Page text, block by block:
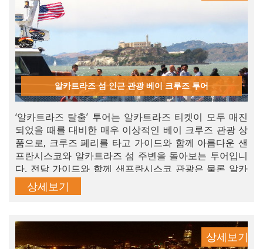
알카트라즈 섬 인근 관광 베이 크루즈 투어
‘알카트라즈 탈출’ 투어는 알카트라즈 티켓이 모두 매진
되었을 때를 대비한 매우 이상적인 베이 크루즈 관광 상
품으로, 크루즈 페리를 타고 가이드와 함께 아름다운 샌
프란시스코와 알카트라즈 섬 주변을 돌아보는 투어입니
다. 전담 가이드와 함께 샌프란시스코 관광은 물론 알카
트라즈 섬 인근과 금문교 아래를 둘러보는 6시간 동안의
어드벤처 맞춤 콤보 투어를 지금 예약하세요. 샌프란시스
상세보기
상세보기